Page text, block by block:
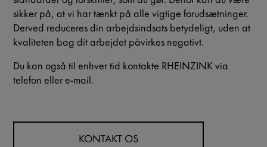
sikker på, at vi har tænkt på alle vigtige forudsætninger.
Derved reduceres din arbejdsindsats betydeligt, uden at
kvaliteten bag dit arbejdet påvirkes negativt.
Du kan også til enhver tid kontakte RHEINZINK via
telefon eller e-mail.
KONTAKT OS